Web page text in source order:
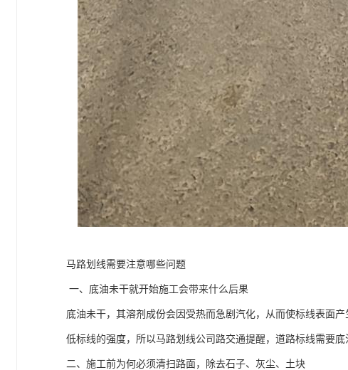
马路划线需要注意哪些问题
一、底油未干就开始施工会带来什么后果
底油未干，其溶剂成份会因受热而急剧汽化，从而使标线表面
低标线的强度，所以马路划线公司路交通提醒，道路标线需要底
二、施工前为何必须清扫路面，除去石子、灰尘、土块